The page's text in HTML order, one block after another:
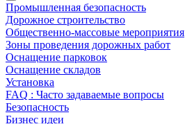
Промышленная безопасность
Дорожное строительство
Общественно‑массовые мероприятия
Зоны проведения дорожных работ
Оснащение парковок
Оснащение складов
Установка
FAQ : Часто задаваемые вопросы
Безопасность
Бизнес идеи